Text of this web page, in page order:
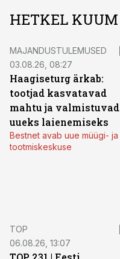
HETKEL KUUM
MAJANDUSTULEMUSED
03.08.26, 08:27
Haagiseturg ärkab:
tootjad kasvatavad
mahtu ja valmistuvad
uueks laienemiseks
Bestnet avab uue müügi- ja
tootmiskeskuse
TOP
06.08.26, 13:07